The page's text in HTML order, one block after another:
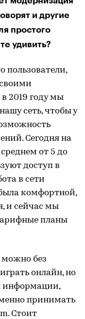
и другие
простого
удивить?
пользователи,
2019 году мы
сеть, чтобы у
Сегодня на
от 5 до
доступ в
в сети
комфортной,
и сейчас мы
планы
можно без
онлайн, но
информации,
принимать
Стоит